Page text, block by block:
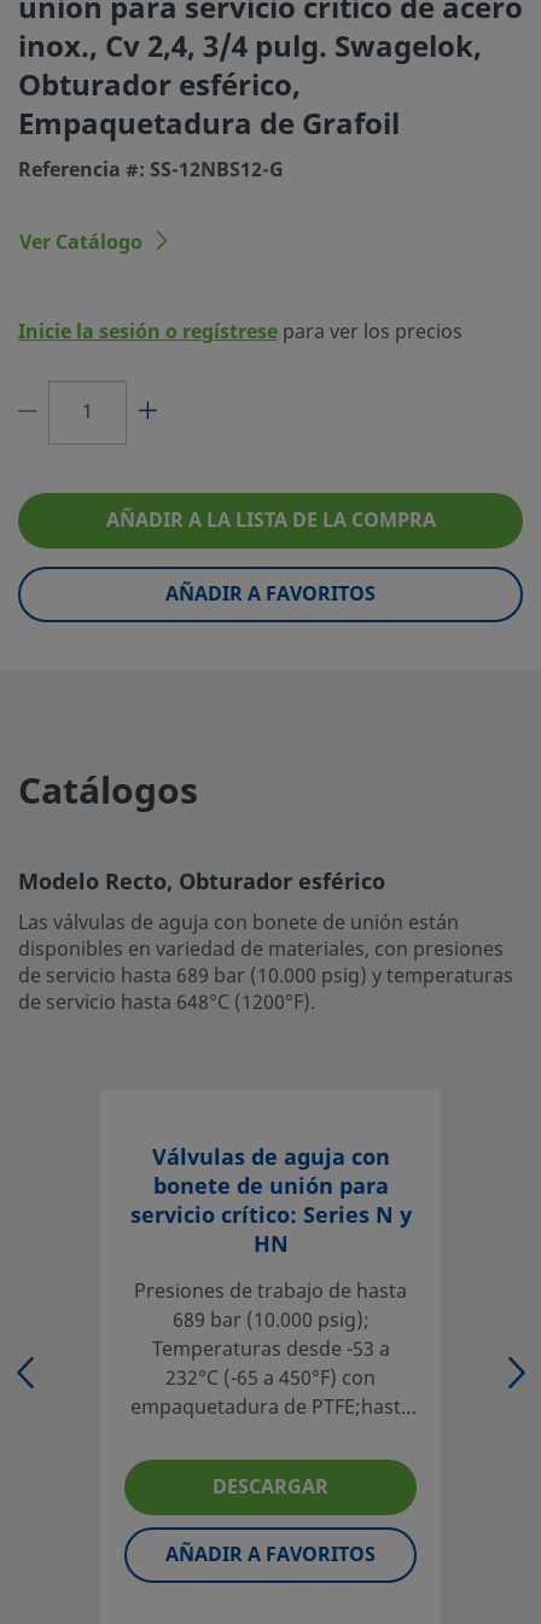
Tamaño conexión 1
3/4 pulg.
Tipo de conexión 1
Racor Swagelok®
Tamaño conexión 2
3/4 pulg.
Tipo de conexión 2
Configuración de Caudal
Rango de temperatura y presión máx
0,437 pulg.
Material de la Empaquetadura
Empaquetadura del
eClass (4.1)
eClass (6.0)
37010203
eClass (6.1)
37010203
eClass (10.1)
UNSPSC (11.0501)
40141602
UNSPSC (13.0601)
40141602
UNSPSC (17.1001)
40183103
Modelo Recto, Obturador esférico
Las válvulas de aguja con bonete de unión están
temperaturas de servicio hasta 648°C (1200°F).
Inicie la sesión o regístrese
para ver los precios
Contacto
inox., Cv 2,4, 3/4 pulg. Swagelok,
Obturador esférico,
Empaquetadura de Grafoil
Referencia #: SS-12NBS12-G
Ver Catálogo
Inicie la sesión o regístrese para ver los precios
AÑADIR A LA LISTA DE LA COMPRA
AÑADIR A FAVORITOS
Catálogos
Modelo Recto, Obturador esférico
Las válvulas de aguja con bonete de unión están
disponibles en variedad de materiales, con presiones
de servicio hasta 689 bar (10.000 psig) y temperaturas
de servicio hasta 648°C (1200°F).
Válvulas de aguja con
bonete de unión para
servicio crítico: Series N y
HN
Presiones de trabajo de hasta
689 bar (10.000 psig);
Temperaturas desde -53 a
232°C (-65 a 450°F) con
empaquetadura de PTFE;hasta
empaquetadura de Grafoil®;
Materiales, acero inoxidable
316, aleaciones 400, 20, 600 y C-
276 y titanio
DESCARGAR
AÑADIR A FAVORITOS